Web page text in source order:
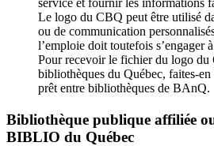
Le logo du CBQ peut être utilisé
ou de communication
l’emploie doit toutefois s’engager
Pour recevoir le fichier du logo du
bibliothèques du Québec, faites-en
prêt entre bibliothèques de BAnQ.
Bibliothèque publique affiliée ou
BIBLIO du Québec